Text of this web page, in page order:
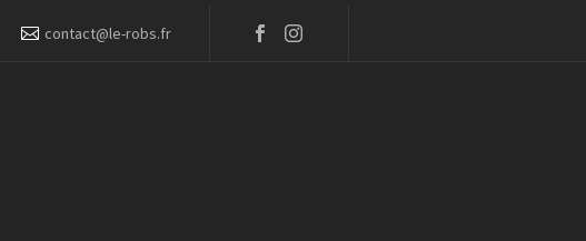
contact@le-robs.fr